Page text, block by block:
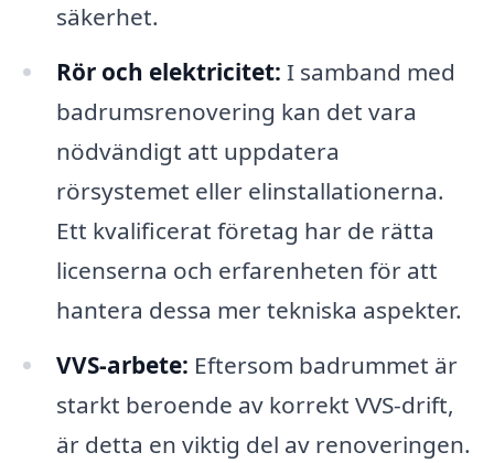
säkerhet.
Rör och elektricitet: I samband med
badrumsrenovering kan det vara
nödvändigt att uppdatera
rörsystemet eller elinstallationerna.
Ett kvalificerat företag har de rätta
licenserna och erfarenheten för att
hantera dessa mer tekniska aspekter.
VVS-arbete: Eftersom badrummet är
starkt beroende av korrekt VVS-drift,
är detta en viktig del av renoveringen.